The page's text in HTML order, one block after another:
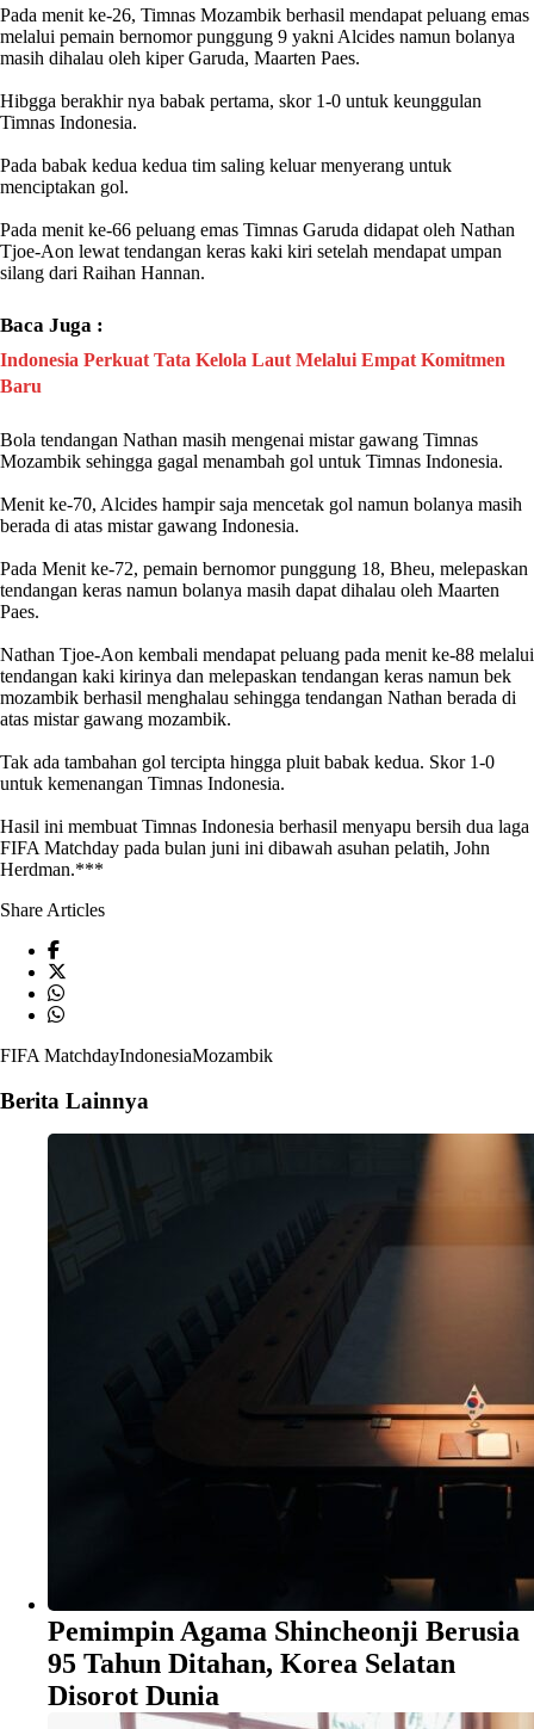
‎Pada menit ke-26, Timnas Mozambik berhasil mendapat peluang emas
melalui pemain bernomor punggung 9 yakni Alcides namun bolanya
masih dihalau oleh kiper Garuda, Maarten Paes.
‎Hibgga berakhir nya babak pertama, skor 1-0 untuk keunggulan
Timnas Indonesia.
‎Pada babak kedua kedua tim saling keluar menyerang untuk
menciptakan gol.
‎Pada menit ke-66 peluang emas Timnas Garuda didapat oleh Nathan
Tjoe-Aon lewat tendangan keras kaki kiri setelah mendapat umpan
silang dari Raihan Hannan.
Baca Juga :
Indonesia Perkuat Tata Kelola Laut Melalui Empat Komitmen
Baru
‎Bola tendangan Nathan masih mengenai mistar gawang Timnas
Mozambik sehingga gagal menambah gol untuk Timnas Indonesia.
‎Menit ke-70, Alcides hampir saja mencetak gol namun bolanya masih
berada di atas mistar gawang Indonesia.
‎Pada Menit ke-72, pemain bernomor punggung 18, Bheu, melepaskan
tendangan keras namun bolanya masih dapat dihalau oleh Maarten
Paes.
‎Nathan Tjoe-Aon kembali mendapat peluang pada menit ke-88 melalui
tendangan kaki kirinya dan melepaskan tendangan keras namun bek
mozambik berhasil menghalau sehingga tendangan Nathan berada di
atas mistar gawang mozambik.
‎Tak ada tambahan gol tercipta hingga pluit babak kedua. ‎Skor 1-0
untuk kemenangan Timnas Indonesia.
‎Hasil ini membuat Timnas Indonesia berhasil menyapu bersih dua laga
FIFA Matchday pada bulan juni ini dibawah asuhan pelatih, John
Herdman.***
Share Articles
FIFA MatchdayIndonesiaMozambik
Berita Lainnya
Pemimpin Agama Shincheonji Berusia
95 Tahun Ditahan, Korea Selatan
Disorot Dunia